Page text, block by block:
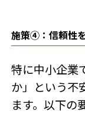
施策④：信頼性
特に中小企業
か」という不
ます。以下の